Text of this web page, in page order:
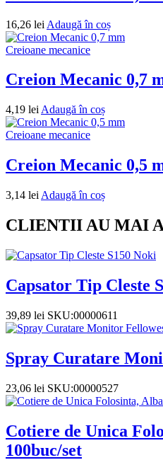
16,26 lei Adaugă în coș
Creioane mecanice
Creion Mecanic 0,7
4,19 lei Adaugă în coș
Creioane mecanice
Creion Mecanic 0,5
3,14 lei Adaugă în coș
CLIENTII AU MAI
Capsator Tip Cleste
39,89 lei SKU:00000611
Spray Curatare
23,06 lei SKU:00000527
Cotiere de Unica
100buc/set